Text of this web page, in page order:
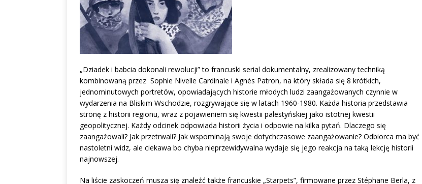
„Dziadek i babcia dokonali rewolucji” to francuski serial dokumentalny, zrealizowany techniką
kombinowaną przez Sophie Nivelle Cardinale i Agnès Patron, na który składa się 8 krótkich,
jednominutowych portretów, opowiadających historie młodych ludzi zaangażowanych czynnie w
wydarzenia na Bliskim Wschodzie, rozgrywające się w latach 1960-1980. Każda historia przedstawia
stronę z historii regionu, wraz z pojawieniem się kwestii palestyńskiej jako istotnej kwestii
geopolitycznej. Każdy odcinek odpowiada historii życia i odpowie na kilka pytań. Dlaczego się
zaangażowali? Jak przetrwali? Jak wspominają swoje dotychczasowe zaangażowanie? Odbiorca ma być
nastoletni widz, ale ciekawa bo chyba nieprzewidywalna wydaje się jego reakcja na taką lekcję historii
najnowszej.
Na liście zaskoczeń musza się znaleźć także francuskie „Starpets”, firmowane przez Stéphane Berla, z